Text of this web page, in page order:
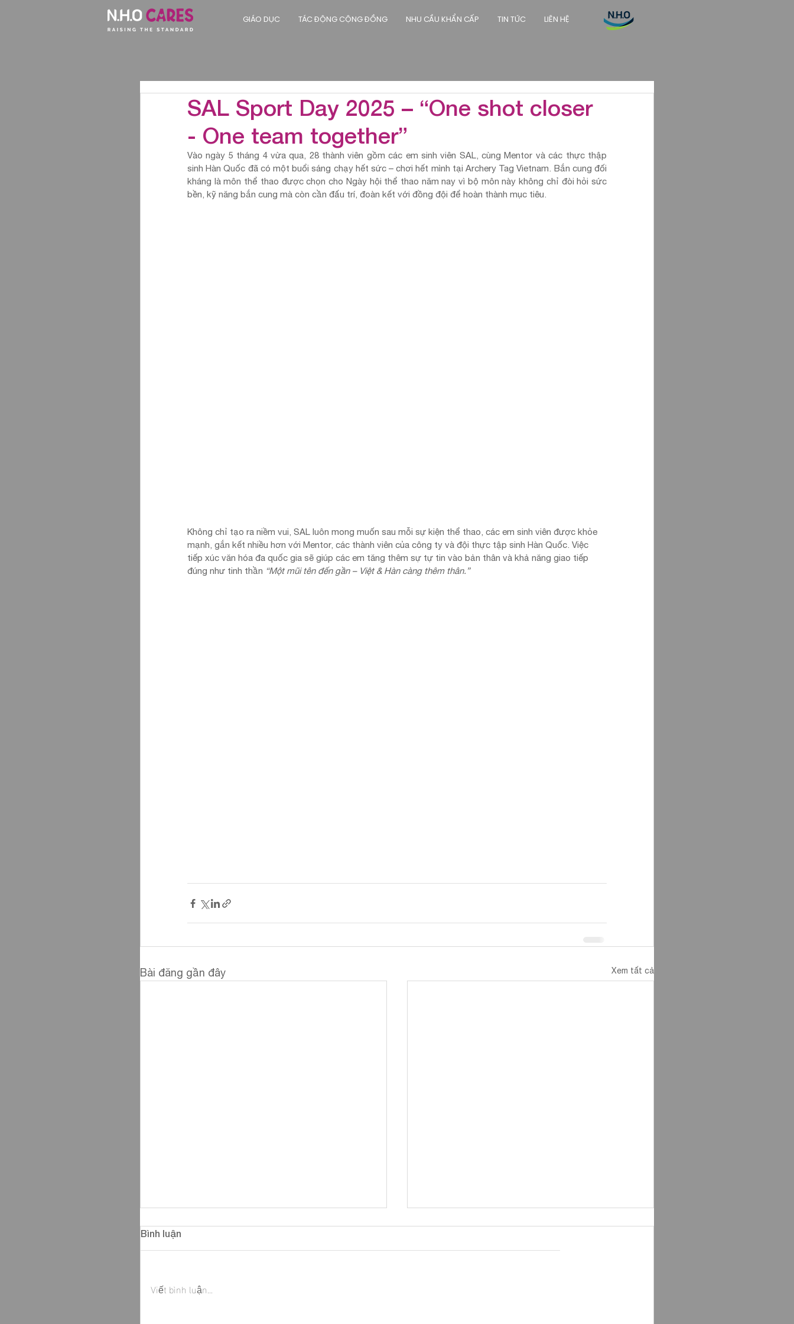
GIÁO DỤC TÁC ĐỘNG CỘNG ĐỒNG NHU CẦU KHẨN CẤP TIN TỨC LIÊN HỆ
SAL Sport Day 2025 – “One shot closer
- One team together”
Vào ngày 5 tháng 4 vừa qua, 28 thành viên gồm các em sinh viên SAL, cùng Mentor và các thực thập
sinh Hàn Quốc đã có một buổi sáng chạy hết sức – chơi hết mình tại Archery Tag Vietnam. Bắn cung đối
kháng là môn thể thao được chọn cho Ngày hội thể thao năm nay vì bộ môn này không chỉ đòi hỏi sức
bền, kỹ năng bắn cung mà còn cần đấu trí, đoàn kết với đồng đội để hoàn thành mục tiêu.
Không chỉ tạo ra niềm vui, SAL luôn mong muốn sau mỗi sự kiện thể thao, các em sinh viên được khỏe
mạnh, gắn kết nhiều hơn với Mentor, các thành viên của công ty và đội thực tập sinh Hàn Quốc. Việc
tiếp xúc văn hóa đa quốc gia sẽ giúp các em tăng thêm sự tự tin vào bản thân và khả năng giao tiếp
đúng như tinh thần “Một mũi tên đến gần – Việt & Hàn càng thêm thân.”
Bài đăng gần đây Xem tất cả
Bình luận
Viết bình luận...